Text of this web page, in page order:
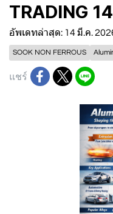
TRADING
อัพเดทล่าสุด: 14 มี.ค.
SOOK NON FERROUS
แชร์